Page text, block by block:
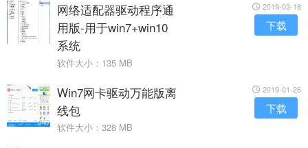
网络适配器驱动程序通
用版-用于win7+win10
系统
软件大小：135 MB
2019-03-18
下载
Win7网卡驱动万能版离
线包
软件大小：328 MB
2019-01-26
下载